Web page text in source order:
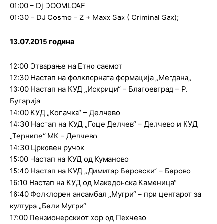
01:00 – Dj DOOMLOAF
01:30 – DJ Cosmo – Z + Maxx Sax ( Criminal Sax);
13.07.2015 година
12:00 Отварање на Етно саемот
12:30 Настап на фолклорната формација „Мегдана„
13:00 Настап на КУД „Искрици“ – Благоевград – Р.
Бугарија
14:00 КУД „Копачка“ – Делчево
14:30 Настап на КУД „Гоце Делчев“ – Делчево и КУД
„Тернипе“ МК – Делчево
14:30 Црковен ручок
15:00 Настап на КУД од Куманово
15:40 Настап на КУД „Димитар Беровски“ – Берово
16:10 Настап на КУД од Македонска Каменица“
16:40 Фолклорен ансамбал „Мугри“ – при центарот за
култура „Бели Мугри“
17:00 Пензионерскиот хор од Пехчево